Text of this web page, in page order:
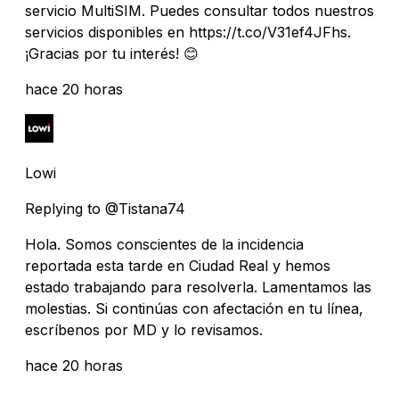
servicio MultiSIM. Puedes consultar todos nuestros
servicios disponibles en https://t.co/V31ef4JFhs.
¡Gracias por tu interés! 😊
hace 20 horas
Lowi
Replying to @Tistana74
Hola. Somos conscientes de la incidencia
reportada esta tarde en Ciudad Real y hemos
estado trabajando para resolverla. Lamentamos las
molestias. Si continúas con afectación en tu línea,
escríbenos por MD y lo revisamos.
hace 20 horas